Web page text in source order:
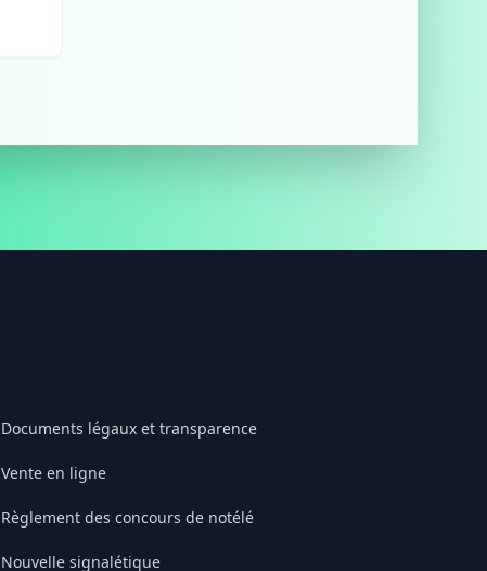
Documents légaux et transparence
Vente en ligne
Règlement des concours de notélé
Nouvelle signalétique